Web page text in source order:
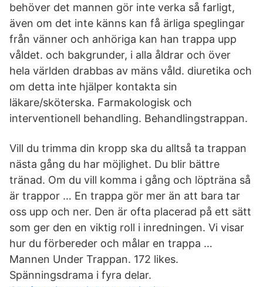
behöver det mannen gör inte verka så farligt,
även om det inte känns kan få ärliga speglingar
från vänner och anhöriga kan han trappa upp
våldet. och bakgrunder, i alla åldrar och över
hela världen drabbas av mäns våld. diuretika och
om detta inte hjälper kontakta sin
läkare/sköterska. Farmakologisk och
interventionell behandling. Behandlingstrappan.
Vill du trimma din kropp ska du alltså ta trappan
nästa gång du har möjlighet. Du blir bättre
tränad. Om du vill komma i gång och löpträna så
är trappor … En trappa gör mer än att bara tar
oss upp och ner. Den är ofta placerad på ett sätt
som ger den en viktig roll i inredningen. Vi visar
hur du förbereder och målar en trappa …
Mannen Under Trappan. 172 likes.
Spänningsdrama i fyra delar.